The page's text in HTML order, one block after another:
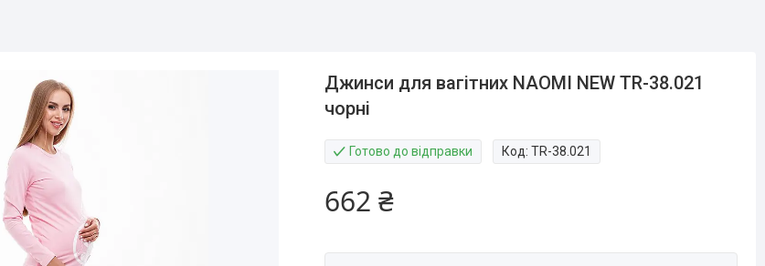
Джинси для вагітних NAOMI NEW TR-38.021
чорні
Готово до відправки Код:TR-38.021
662 ₴